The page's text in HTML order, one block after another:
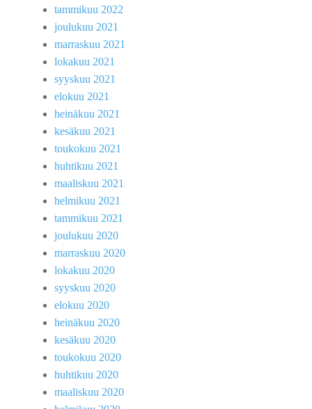
tammikuu 2022
joulukuu 2021
marraskuu 2021
lokakuu 2021
syyskuu 2021
elokuu 2021
heinäkuu 2021
kesäkuu 2021
toukokuu 2021
huhtikuu 2021
maaliskuu 2021
helmikuu 2021
tammikuu 2021
joulukuu 2020
marraskuu 2020
lokakuu 2020
syyskuu 2020
elokuu 2020
heinäkuu 2020
kesäkuu 2020
toukokuu 2020
huhtikuu 2020
maaliskuu 2020